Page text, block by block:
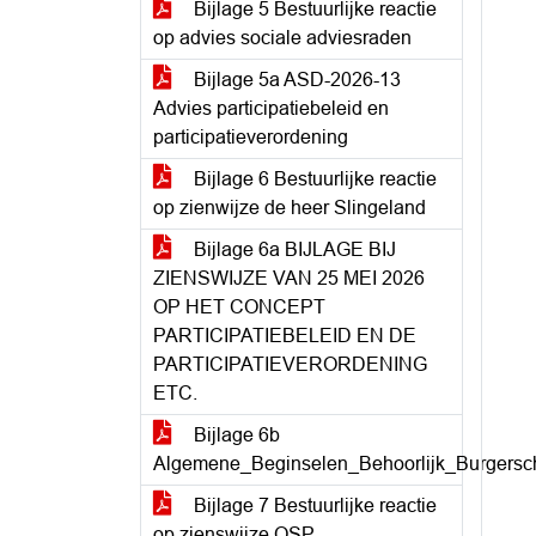
Bijlage 5 Bestuurlijke reactie
op advies sociale adviesraden
Bijlage 5a ASD-2026-13
Advies participatiebeleid en
participatieverordening
Bijlage 6 Bestuurlijke reactie
op zienwijze de heer Slingeland
Bijlage 6a BIJLAGE BIJ
ZIENSWIJZE VAN 25 MEI 2026
OP HET CONCEPT
PARTICIPATIEBELEID EN DE
PARTICIPATIEVERORDENING
ETC.
Bijlage 6b
Bijlage 7 Bestuurlijke reactie